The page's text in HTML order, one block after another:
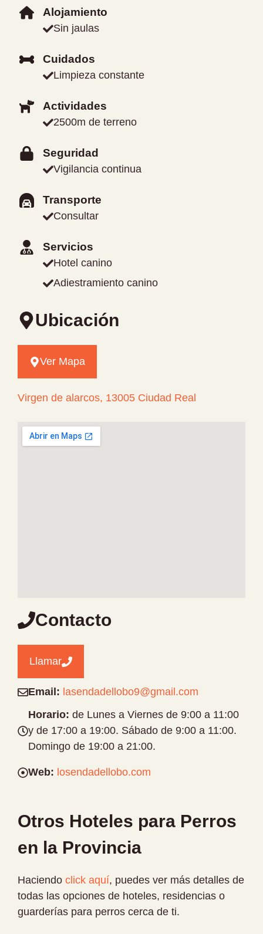
Alojamiento
Sin jaulas
Cuidados
Limpieza constante
Actividades
2500m de terreno
Seguridad
Vigilancia continua
Transporte
Consultar
Servicios
Hotel canino
Adiestramiento canino
Ubicación
Ver Mapa
Virgen de alarcos, 13005 Ciudad Real
Contacto
Llamar
Email: lasendadellobo9@gmail.com
Horario: de Lunes a Viernes de 9:00 a 11:00
y de 17:00 a 19:00. Sábado de 9:00 a 11:00.
Domingo de 19:00 a 21:00.
Web: losendadellobo.com
Otros Hoteles para Perros
en la Provincia
Haciendo click aquí, puedes ver más detalles de
todas las opciones de hoteles, residencias o
guarderías para perros cerca de ti.